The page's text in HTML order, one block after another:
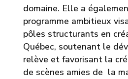
domaine. Elle a
programme ambitieux
pôles structurants en
Québec, soutenant le
relève et favorisant la
de scènes amies de la